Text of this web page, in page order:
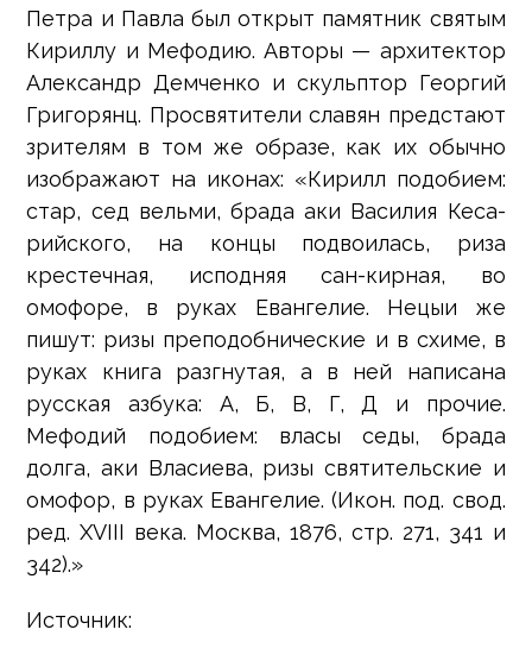
Петра и Павла был открыт памятник святым
Кириллу и Мефодию. Авторы — архитектор
Александр Демченко и скульптор Георгий
Григорянц. Просвятители славян предстают
зрителям в том же образе, как их обычно
изображают на иконах: «Кирилл подобием:
стар, сед вельми, брада аки Василия Кеса-
рийского, на концы подвоилась, риза
крестечная, исподняя сан-кирная, во
омофоре, в руках Евангелие. Нецыи же
пишут: ризы преподобнические и в схиме, в
руках книга разгнутая, а в ней написана
русская азбука: А, Б, В, Г, Д и прочие.
Мефодий подобием: власы седы, брада
долга, аки Власиева, ризы святительские и
омофор, в руках Евангелие. (Икон. под. свод.
ред. XVIII века. Москва, 1876, стр. 271, 341 и
342).»
Источник: